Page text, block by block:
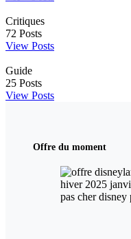
Critiques
72 Posts
View Posts
Guide
25 Posts
View Posts
Offre du moment